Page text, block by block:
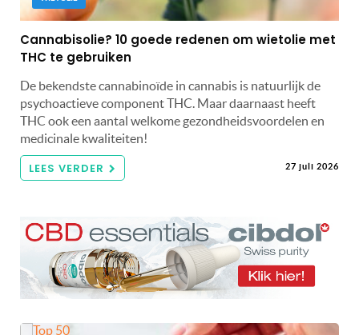
Cannabisolie? 10 goede redenen om wietolie met
THC te gebruiken
De bekendste cannabinoïde in cannabis is natuurlijk de
psychoactieve component THC. Maar daarnaast heeft
THC ook een aantal welkome gezondheidsvoordelen en
medicinale kwaliteiten!
LEES VERDER 27 juli 2026